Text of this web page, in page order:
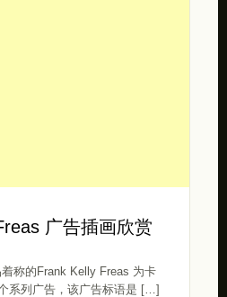
广告插画欣赏
称的Frank Kelly Freas 为卡
系列广告，该广告标语是 […]